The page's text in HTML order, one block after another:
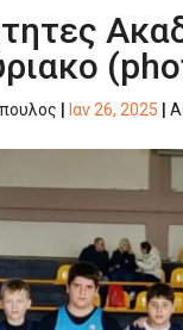
Ιαν 26, 2025 |